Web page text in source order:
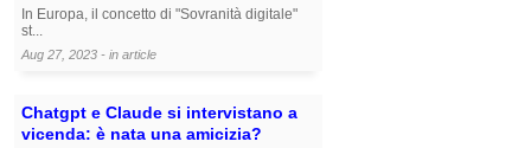
In Europa, il concetto di "Sovranità digitale"
st...
Aug 27, 2023 - in article
Chatgpt e Claude si intervistano a
vicenda: è nata una amicizia?